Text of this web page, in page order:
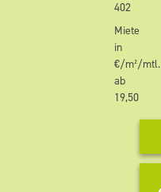
402
Miete
in
€/m²/mtl.
ab
19,50